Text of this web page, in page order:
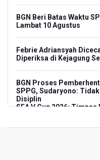
BGN Beri Batas Waktu
Lambat 10 Agustus
Febrie Adriansyah
Diperiksa di Kejagung
BGN Proses
SPPG, Sudaryono:
Disiplin
SEA V Cup 2026: